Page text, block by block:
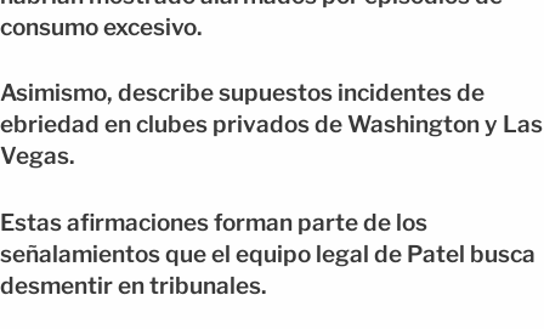
consumo excesivo.
Asimismo, describe supuestos incidentes de
ebriedad en clubes privados de Washington y Las
Vegas.
Estas afirmaciones forman parte de los
señalamientos que el equipo legal de Patel busca
desmentir en tribunales.